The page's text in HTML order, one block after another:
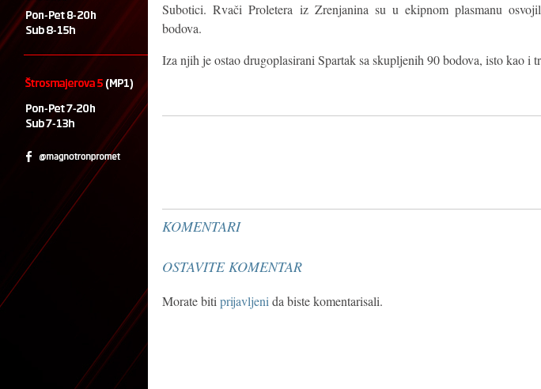
Subotici. Rvači Proletera iz Zrenjanina su u ekipnom plasmanu
bodova.
Iza njih je ostao drugoplasirani Spartak sa skupljenih 90 bodova, isto kao i
KOMENTARI
OSTAVITE KOMENTAR
Morate biti prijavljeni da biste komentarisali.